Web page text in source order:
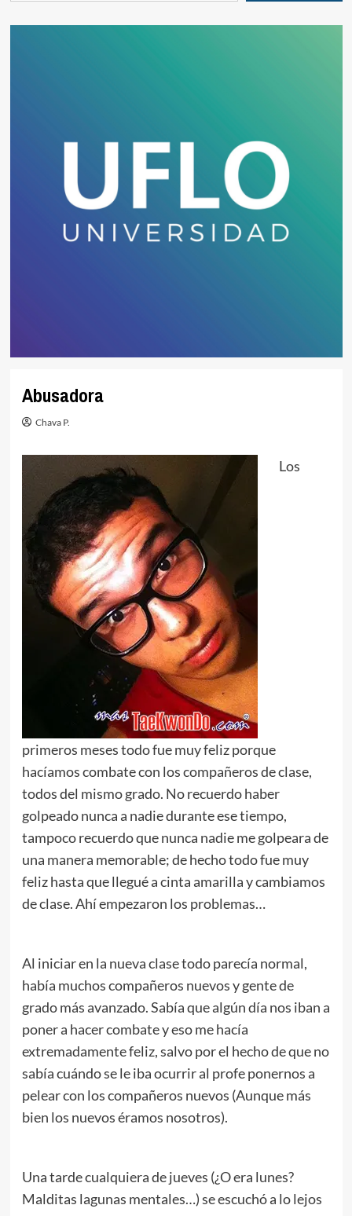
Abusadora
Chava P.
Los
primeros meses todo fue muy feliz porque
hacíamos combate con los compañeros de clase,
todos del mismo grado. No recuerdo haber
golpeado nunca a nadie durante ese tiempo,
tampoco recuerdo que nunca nadie me golpeara de
una manera memorable; de hecho todo fue muy
feliz hasta que llegué a cinta amarilla y cambiamos
de clase. Ahí empezaron los problemas…
Al iniciar en la nueva clase todo parecía normal,
había muchos compañeros nuevos y gente de
grado más avanzado. Sabía que algún día nos iban a
poner a hacer combate y eso me hacía
extremadamente feliz, salvo por el hecho de que no
sabía cuándo se le iba ocurrir al profe ponernos a
pelear con los compañeros nuevos (Aunque más
bien los nuevos éramos nosotros).
Una tarde cualquiera de jueves (¿O era lunes?
Malditas lagunas mentales…) se escuchó a lo lejos